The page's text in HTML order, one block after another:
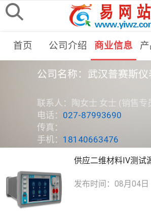
首页 公司介绍 商业信息
公司名称：武汉普赛斯仪
联系人：陶女士 女士 (销售专
电话： 027-87993690
传真：
手机： 18140663476
供应二维材料IV测试
发布时间：08月04日